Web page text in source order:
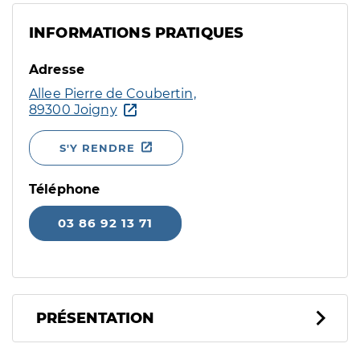
INFORMATIONS PRATIQUES
Adresse
Allee Pierre de Coubertin,
89300 Joigny
S'Y RENDRE
Téléphone
03 86 92 13 71
PRÉSENTATION